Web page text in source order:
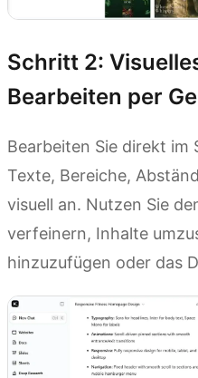
Schritt 2:
Bearbeiten per
Bearbeiten Sie direkt im
Texte, Bereiche,
visuell an. Nutzen Sie
verfeinern, Inhalte
hinzuzufügen oder das